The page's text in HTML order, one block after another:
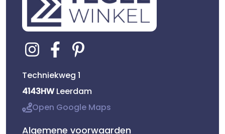
Techniekweg 1
4143HWLeerdam
Open Google Maps
Algemene voorwaarden